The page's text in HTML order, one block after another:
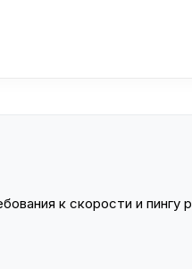
к скорости и пингу